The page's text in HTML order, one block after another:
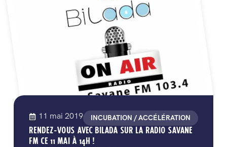
11 mai 2019 INCUBATION / ACCÉLÉRATION
RENDEZ-VOUS AVEC BILADA SUR LA RADIO SAVANE
FM CE 11 MAI À 14H !